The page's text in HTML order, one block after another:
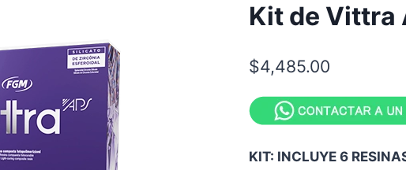
Kit de Vittra
$4,485.00
KIT: INCLUYE 6